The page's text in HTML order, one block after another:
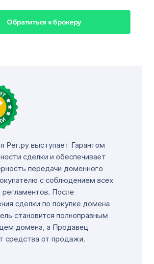
Обратиться к брокеру
Рег.ру выступает Гарантом
сделки и обеспечивает
передачи доменного
с соблюдением всех
регламентов. После
сделки по покупке домена
становится полноправным
домена, а Продавец
средства от продажи.